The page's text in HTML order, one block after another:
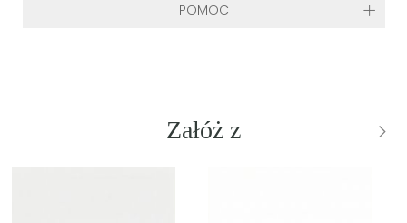
POMOC
Załóż z